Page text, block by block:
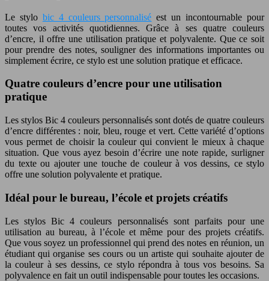
Le stylo bic 4 couleurs personnalisé est un incontournable pour
toutes vos activités quotidiennes. Grâce à ses quatre couleurs
d’encre, il offre une utilisation pratique et polyvalente. Que ce soit
pour prendre des notes, souligner des informations importantes ou
simplement écrire, ce stylo est une solution pratique et efficace.
Quatre couleurs d’encre pour une utilisation
pratique
Les stylos Bic 4 couleurs personnalisés sont dotés de quatre couleurs
d’encre différentes : noir, bleu, rouge et vert. Cette variété d’options
vous permet de choisir la couleur qui convient le mieux à chaque
situation. Que vous ayez besoin d’écrire une note rapide, surligner
du texte ou ajouter une touche de couleur à vos dessins, ce stylo
offre une solution polyvalente et pratique.
Idéal pour le bureau, l’école et projets créatifs
Les stylos Bic 4 couleurs personnalisés sont parfaits pour une
utilisation au bureau, à l’école et même pour des projets créatifs.
Que vous soyez un professionnel qui prend des notes en réunion, un
étudiant qui organise ses cours ou un artiste qui souhaite ajouter de
la couleur à ses dessins, ce stylo répondra à tous vos besoins. Sa
polyvalence en fait un outil indispensable pour toutes les occasions.